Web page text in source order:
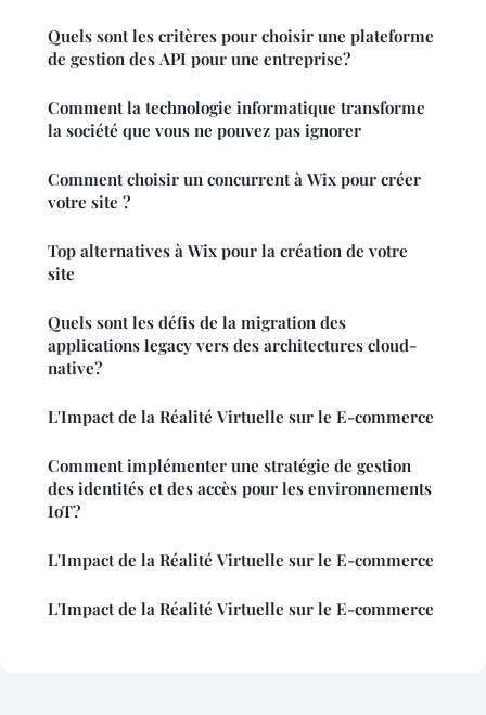
Quels sont les critères pour choisir une plateforme
de gestion des API pour une entreprise?
Comment la technologie informatique transforme
la société que vous ne pouvez pas ignorer
Comment choisir un concurrent à Wix pour créer
votre site ?
Top alternatives à Wix pour la création de votre
site
Quels sont les défis de la migration des
applications legacy vers des architectures cloud-
native?
L'Impact de la Réalité Virtuelle sur le E-commerce
Comment implémenter une stratégie de gestion
des identités et des accès pour les environnements
IoT?
L'Impact de la Réalité Virtuelle sur le E-commerce
L'Impact de la Réalité Virtuelle sur le E-commerce